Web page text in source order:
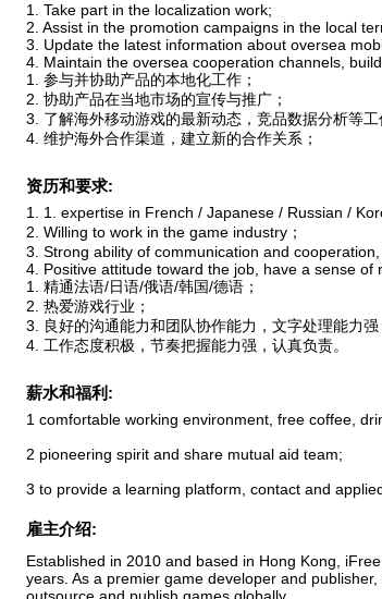
1. Take part in the localization work;
2. Assist in the promotion campaigns in the local
3. Update the latest information about oversea
4. Maintain the oversea cooperation channels,
1. 参与并协助产品的本地化工作；
2. 协助产品在当地市场的宣传与推广；
3. 了解海外移动游戏的最新动态，竞品数据分析等工
4. 维护海外合作渠道，建立新的合作关系；
资历和要求:
1. 1. expertise in French / Japanese / Russian /
2. Willing to work in the game industry；
3. Strong ability of communication and
4. Positive attitude toward the job, have a sense of
1. 精通法语/日语/俄语/韩国/德语；
2. 热爱游戏行业；
3. 良好的沟通能力和团队协作能力，文字处理能力强
4. 工作态度积极，节奏把握能力强，认真负责。
薪水和福利:
1 comfortable working environment, free coffee,
2 pioneering spirit and share mutual aid team;
3 to provide a learning platform, contact and
雇主介绍:
Established in 2010 and based in Hong Kong,
years. As a premier game developer and